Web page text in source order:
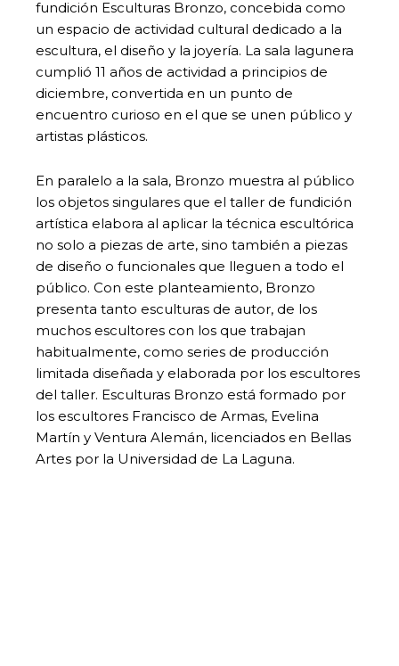
fundición Esculturas Bronzo, concebida como
un espacio de actividad cultural dedicado a la
escultura, el diseño y la joyería. La sala lagunera
cumplió 11 años de actividad a principios de
diciembre, convertida en un punto de
encuentro curioso en el que se unen público y
artistas plásticos.
En paralelo a la sala, Bronzo muestra al público
los objetos singulares que el taller de fundición
artística elabora al aplicar la técnica escultórica
no solo a piezas de arte, sino también a piezas
de diseño o funcionales que lleguen a todo el
público. Con este planteamiento, Bronzo
presenta tanto esculturas de autor, de los
muchos escultores con los que trabajan
habitualmente, como series de producción
limitada diseñada y elaborada por los escultores
del taller. Esculturas Bronzo está formado por
los escultores Francisco de Armas, Evelina
Martín y Ventura Alemán, licenciados en Bellas
Artes por la Universidad de La Laguna.